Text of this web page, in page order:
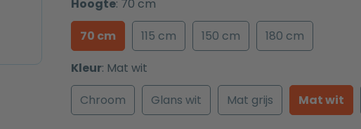
Hoogte: 70 cm
70 cm
115 cm 150 cm
180 cm
Kleur: Mat wit
Chroom
Glans wit Mat grijs Mat wit